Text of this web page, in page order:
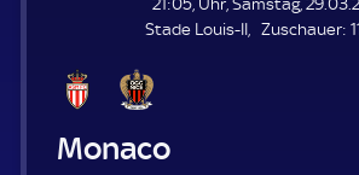
E
N
Stade Louis-II
Zuschauer: Z
AS Monaco